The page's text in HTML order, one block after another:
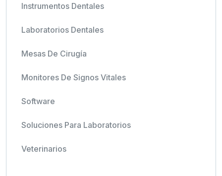
Instrumentos Dentales
Laboratorios Dentales
Mesas De Cirugía
Monitores De Signos Vitales
Software
Soluciones Para Laboratorios
Veterinarios